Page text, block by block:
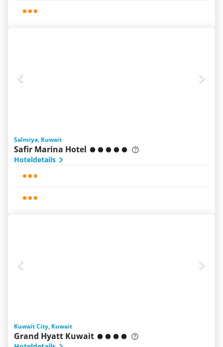
Salmiya, Kuwait
Safir Marina Hotel
Hoteldetails
Kuwait City, Kuwait
Grand Hyatt Kuwait